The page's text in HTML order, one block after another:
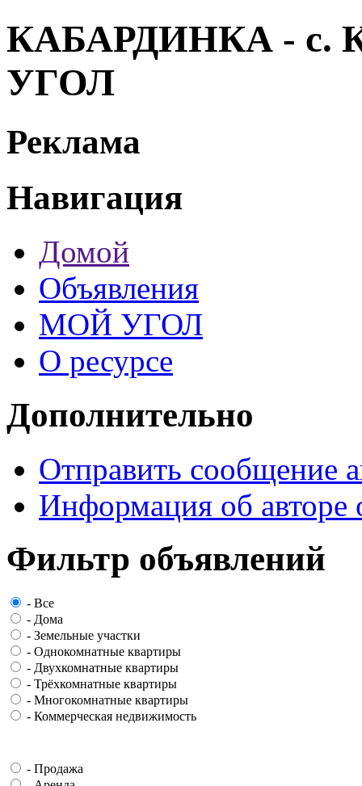
КАБАРДИНКА - с.
УГОЛ
Реклама
Навигация
Домой
Объявления
МОЙ УГОЛ
О ресурсе
Дополнительно
Отправить сообщение
Информация об авторе
Фильтр объявлений
- Все
- Дома
- Земельные участки
- Однокомнатные квартиры
- Двухкомнатные квартиры
- Трёхкомнатные квартиры
- Многокомнатные квартиры
- Коммерческая недвижимость
- Продажа